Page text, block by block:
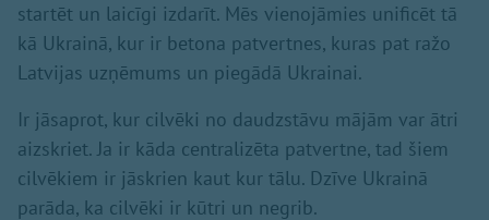
startēt un laicīgi izdarīt. Mēs vienojāmies unificēt tā
kā Ukrainā, kur ir betona patvertnes, kuras pat ražo
Latvijas uzņēmums un piegādā Ukrainai.
Ir jāsaprot, kur cilvēki no daudzstāvu mājām var ātri
aizskriet. Ja ir kāda centralizēta patvertne, tad šiem
cilvēkiem ir jāskrien kaut kur tālu. Dzīve Ukrainā
parāda, ka cilvēki ir kūtri un negrib.